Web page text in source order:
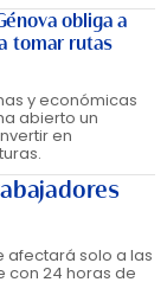
obliga a
tomar rutas
y económicas
abierto un
en
afectará solo a las
con 24 horas de